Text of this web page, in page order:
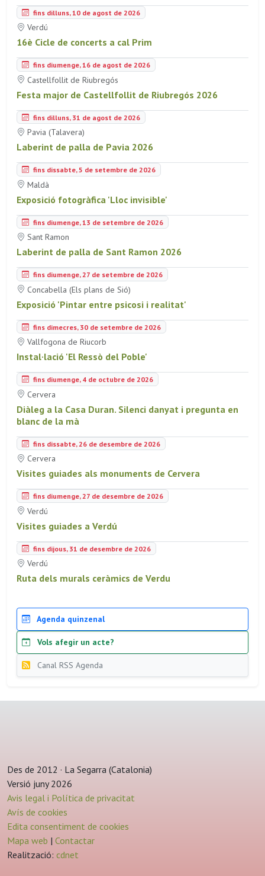
fins dilluns, 10 de agost de 2026
Verdú
16è Cicle de concerts a cal Prim
fins diumenge, 16 de agost de 2026
Castellfollit de Riubregós
Festa major de Castellfollit de Riubregós 2026
fins dilluns, 31 de agost de 2026
Pavia (Talavera)
Laberint de palla de Pavia 2026
fins dissabte, 5 de setembre de 2026
Maldà
Exposició fotogràfica 'Lloc invisible'
fins diumenge, 13 de setembre de 2026
Sant Ramon
Laberint de palla de Sant Ramon 2026
fins diumenge, 27 de setembre de 2026
Concabella (Els plans de Sió)
Exposició 'Pintar entre psicosi i realitat'
fins dimecres, 30 de setembre de 2026
Vallfogona de Riucorb
Instal·lació 'El Ressò del Poble'
fins diumenge, 4 de octubre de 2026
Cervera
Diàleg a la Casa Duran. Silenci danyat i pregunta en
blanc de la mà
fins dissabte, 26 de desembre de 2026
Cervera
Visites guiades als monuments de Cervera
fins diumenge, 27 de desembre de 2026
Verdú
Visites guiades a Verdú
fins dijous, 31 de desembre de 2026
Verdú
Ruta dels murals ceràmics de Verdu
Agenda quinzenal
Vols afegir un acte?
Canal RSS Agenda
Des de 2012 · La Segarra (Catalonia)
Versió juny 2026
Avis legal i Política de privacitat
Avís de cookies
Edita consentiment de cookies
Mapa web | Contactar
Realització: cdnet